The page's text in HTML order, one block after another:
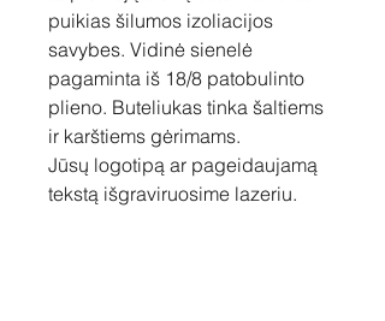
puikias šilumos izoliacijos
savybes. Vidinė sienelė
pagaminta iš 18/8 patobulinto
plieno. Buteliukas tinka šaltiems
ir karštiems gėrimams.
Jūsų logotipą ar pageidaujamą
tekstą išgraviruosime lazeriu.